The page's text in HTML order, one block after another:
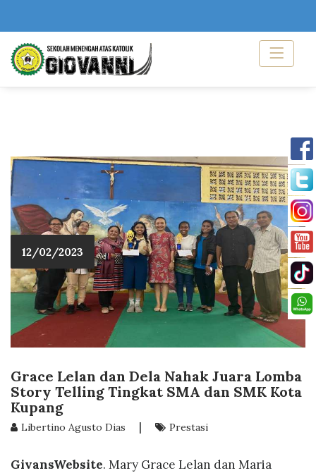
12/02/2023
Grace Lelan dan Dela Nahak Juara Lomba
Story Telling Tingkat SMA dan SMK Kota
Kupang
Libertino Agusto Dias | Prestasi
GivansWebsite. Mary Grace Lelan dan Maria